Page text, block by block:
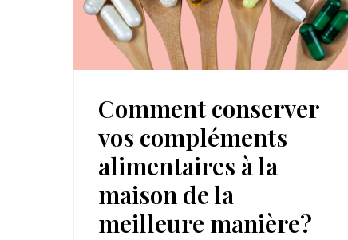
Comment conserver
vos compléments
alimentaires à la
maison de la
meilleure manière?